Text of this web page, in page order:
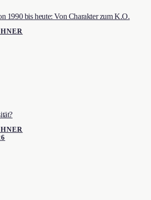
1990 bis heute: Von Charakter zum K.O.